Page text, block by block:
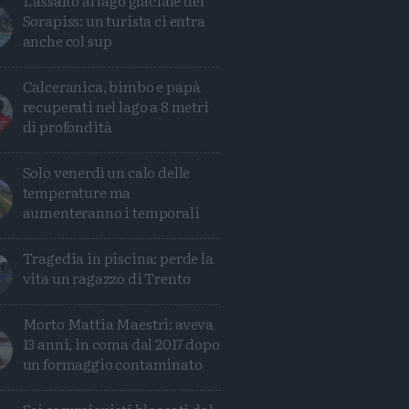
Sorapiss: un turista ci entra
anche col sup
Calceranica, bimbo e papà
recuperati nel lago a 8 metri
di profondità
Solo venerdì un calo delle
temperature ma
aumenteranno i temporali
Tragedia in piscina: perde la
vita un ragazzo di Trento
Morto Mattia Maestri: aveva
13 anni, in coma dal 2017 dopo
un formaggio contaminato